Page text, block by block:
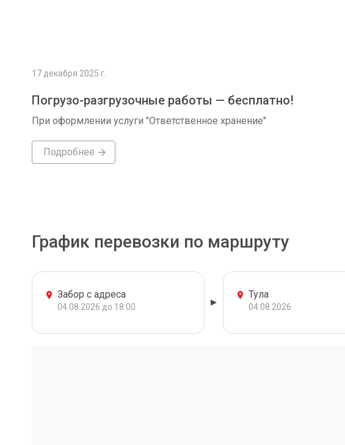
17 декабря 2025 г.
Погрузо-разгрузочные работы — бесплатно!
При оформлении услуги "Ответственное хранение"
Подробнее
График перевозки по маршруту
Забор с адреса
04.08.2026 до 18:00
Тула
04.08.2026